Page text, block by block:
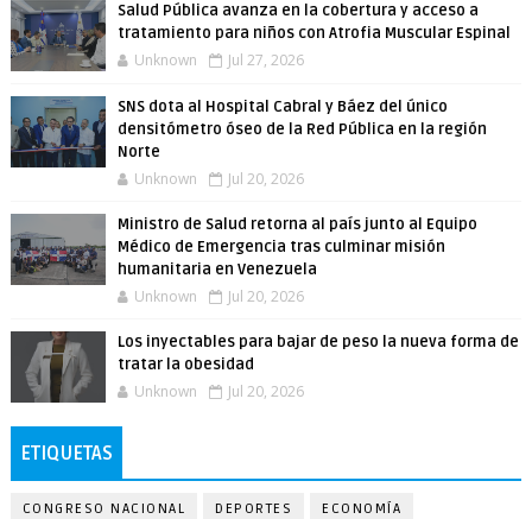
Salud Pública avanza en la cobertura y acceso a
tratamiento para niños con Atrofia Muscular Espinal
Unknown Jul 27, 2026
SNS dota al Hospital Cabral y Báez del único
densitómetro óseo de la Red Pública en la región
Norte
Unknown Jul 20, 2026
Ministro de Salud retorna al país junto al Equipo
Médico de Emergencia tras culminar misión
humanitaria en Venezuela
Unknown Jul 20, 2026
Los inyectables para bajar de peso la nueva forma de
tratar la obesidad
Unknown Jul 20, 2026
ETIQUETAS
CONGRESO NACIONAL DEPORTES ECONOMÍA